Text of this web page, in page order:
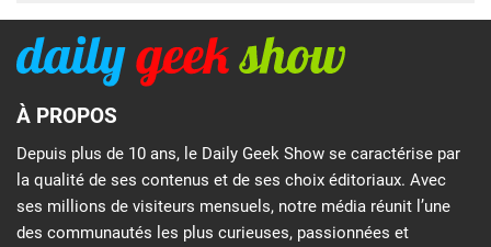
À PROPOS
Depuis plus de 10 ans, le Daily Geek Show se caractérise par
la qualité de ses contenus et de ses choix éditoriaux. Avec
ses millions de visiteurs mensuels, notre média réunit l’une
des communautés les plus curieuses, passionnées et